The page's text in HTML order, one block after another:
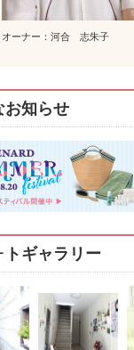
オーナー：河合 志朱子
お知らせ
トギャラリー